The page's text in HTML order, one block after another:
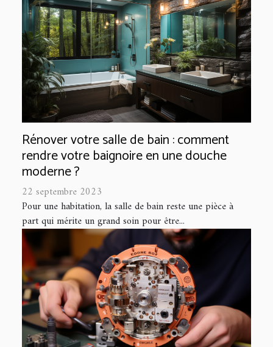
Rénover votre salle de bain : comment
rendre votre baignoire en une douche
moderne ?
22 septembre 2023
Pour une habitation, la salle de bain reste une pièce à
part qui mérite un grand soin pour être...